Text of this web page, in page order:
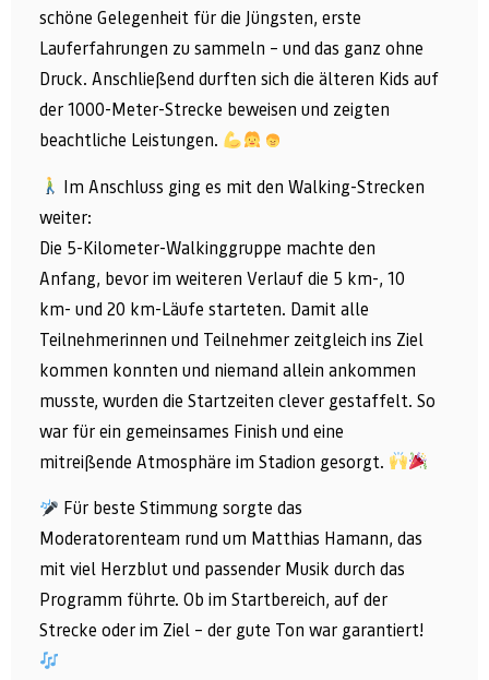
schöne Gelegenheit für die Jüngsten, erste
Lauferfahrungen zu sammeln – und das ganz ohne
Druck. Anschließend durften sich die älteren Kids auf
der 1000-Meter-Strecke beweisen und zeigten
beachtliche Leistungen.
Im Anschluss ging es mit den Walking-Strecken
weiter:
Die 5-Kilometer-Walkinggruppe machte den
Anfang, bevor im weiteren Verlauf die 5 km-, 10
km- und 20 km-Läufe starteten. Damit alle
Teilnehmerinnen und Teilnehmer zeitgleich ins Ziel
kommen konnten und niemand allein ankommen
musste, wurden die Startzeiten clever gestaffelt. So
war für ein gemeinsames Finish und eine
mitreißende Atmosphäre im Stadion gesorgt.
Für beste Stimmung sorgte das
Moderatorenteam rund um Matthias Hamann, das
mit viel Herzblut und passender Musik durch das
Programm führte. Ob im Startbereich, auf der
Strecke oder im Ziel – der gute Ton war garantiert!